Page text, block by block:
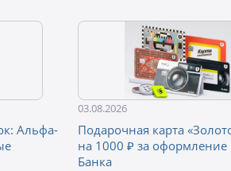
Альфа-
03.08.2026
Подарочная карта
на 1000 ₽ за оформление
Банка